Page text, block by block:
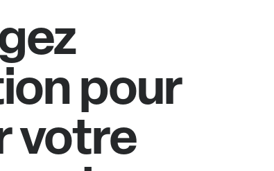
pour
votre